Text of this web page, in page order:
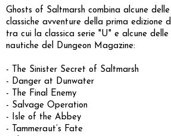
Ghosts of Saltmarsh combina alcune
classiche avventure della prima edizione
tra cui la classica serie "U" e alcune
nautiche del Dungeon Magazine:
- The Sinister Secret of Saltmarsh
- Danger at Dunwater
- The Final Enemy
- Salvage Operation
- Isle of the Abbey
- Tammeraut’s Fate